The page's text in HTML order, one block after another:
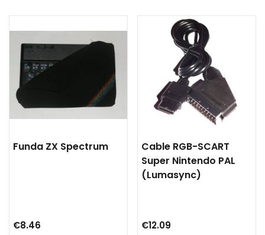
Funda ZX Spectrum
€8.46
Cable RGB-SCART
Super Nintendo PAL
(lumasync)
€12.09